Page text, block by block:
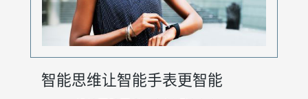
智能思维让智能手表更智能